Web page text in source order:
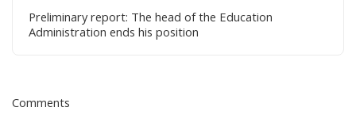
Preliminary report: The head of the Education
Administration ends his position
Comments